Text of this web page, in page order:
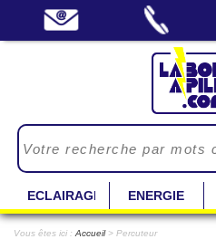
ECLAIRAGE ENERGIE
Vous êtes ici : Accueil> Percuteur